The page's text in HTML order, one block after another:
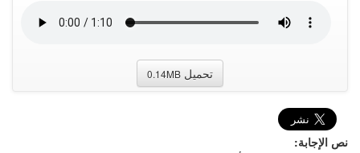
تحميل 0.14MB
نص الإجابة: